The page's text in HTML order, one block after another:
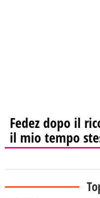
Fedez dopo il
il mio tempo